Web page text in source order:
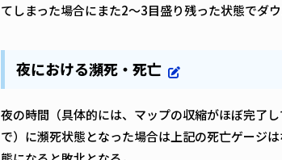
てしまった場合にまた2～3目盛り残った状態でダウ
夜における瀕死・死亡
夜の時間（具体的には、マップの収縮がほぼ完了
で）に瀕死状態となった場合は上記の死亡ゲージ